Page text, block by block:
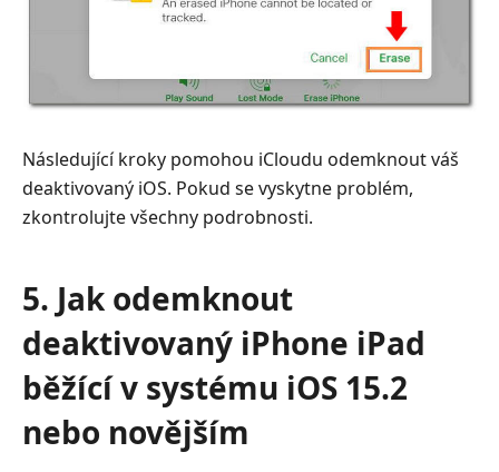
Následující kroky pomohou iCloudu odemknout váš
deaktivovaný iOS. Pokud se vyskytne problém,
zkontrolujte všechny podrobnosti.
5. Jak odemknout
deaktivovaný iPhone iPad
běžící v systému iOS 15.2
nebo novějším